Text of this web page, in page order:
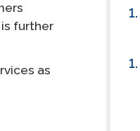
is further
as